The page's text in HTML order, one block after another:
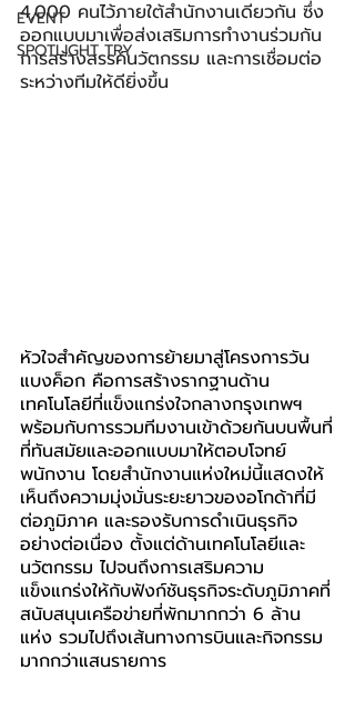
EVENT
SPOTLIGHT TRY
4,000 คนไว้ภายใต้สำนักงานเดียวกัน ซึ่ง
ออกแบบมาเพื่อส่งเสริมการทำงานร่วมกัน
การสร้างสรรค์นวัตกรรม และการเชื่อมต่อ
ระหว่างทีมให้ดียิ่งขึ้น
หัวใจสำคัญของการย้ายมาสู่โครงการวัน
แบงค็อก คือการสร้างรากฐานด้าน
เทคโนโลยีที่แข็งแกร่งใจกลางกรุงเทพฯ
พร้อมกับการรวมทีมงานเข้าด้วยกันบนพื้นที่
ที่ทันสมัยและออกแบบมาให้ตอบโจทย์
พนักงาน โดยสำนักงานแห่งใหม่นี้แสดงให้
เห็นถึงความมุ่งมั่นระยะยาวของอโกด้าที่มี
ต่อภูมิภาค และรองรับการดำเนินธุรกิจ
อย่างต่อเนื่อง ตั้งแต่ด้านเทคโนโลยีและ
นวัตกรรม ไปจนถึงการเสริมความ
แข็งแกร่งให้กับฟังก์ชันธุรกิจระดับภูมิภาคที่
สนับสนุนเครือข่ายที่พักมากกว่า 6 ล้าน
แห่ง รวมไปถึงเส้นทางการบินและกิจกรรม
มากกว่าแสนรายการ